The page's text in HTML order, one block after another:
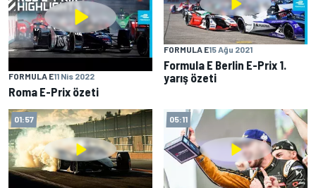
FORMULA E11 Nis 2022
Roma E-Prix özeti
FORMULA E15 Ağu 2021
Formula E Berlin E-Prix 1.
yarış özeti
01:57 05:11